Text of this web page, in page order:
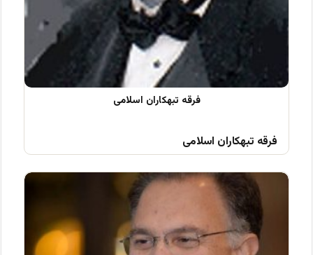
فرقه تبهکاران اسلامی